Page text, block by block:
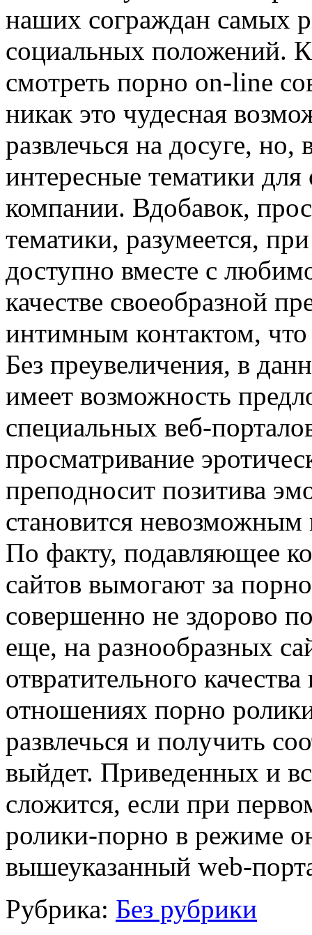
наших сограждан самых
социальных положений.
смотреть порно on-line
никак это чудесная
развлечься на досуге, но,
интересные тематики для
компании. Вдобавок,
тематики, разумеется,
доступно вместе с
качестве своеобразной
интимным контактом,
Без преувеличения, в
имеет возможность
специальных веб-
просматривание
преподносит позитива
становится
По факту, подавляющее
сайтов вымогают за
совершенно не здорово
еще, на разнообразных
отвратительного
отношениях порно
развлечься и получить
выйдет. Приведенных и
сложится, если при
ролики-порно в режиме
вышеуказанный web-
Рубрика: Без рубрики